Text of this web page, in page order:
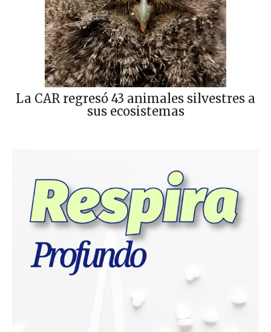
La CAR regresó 43 animales silvestres a
sus ecosistemas